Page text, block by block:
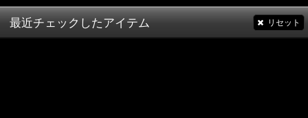
最近チェックしたアイテム リセット